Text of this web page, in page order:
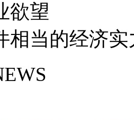
欲望
相当的经济